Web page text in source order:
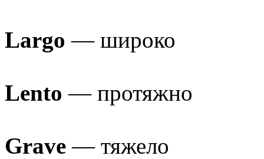
Largo — широко
Lento — протяжно
Grave — тяжело